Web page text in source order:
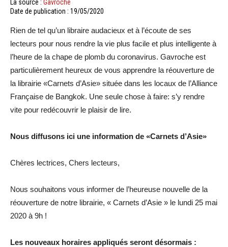
La source : Gavroche
Date de publication : 19/05/2020
Rien de tel qu’un libraire audacieux et à l’écoute de ses
lecteurs pour nous rendre la vie plus facile et plus intelligente à
l’heure de la chape de plomb du coronavirus. Gavroche est
particulièrement heureux de vous apprendre la réouverture de
la librairie «Carnets d’Asie» située dans les locaux de l’Alliance
Française de Bangkok. Une seule chose à faire: s’y rendre
vite pour redécouvrir le plaisir de lire.
Nous diffusons ici une information de «Carnets d’Asie»
Chères lectrices, Chers lecteurs,
Nous souhaitons vous informer de l’heureuse nouvelle de la
réouverture de notre librairie, « Carnets d’Asie » le lundi 25 mai
2020 à 9h !
Les nouveaux horaires appliqués seront désormais :